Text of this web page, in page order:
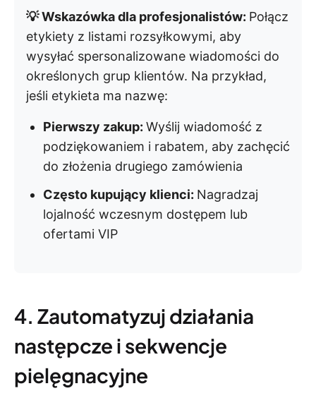
💡 Wskazówka dla profesjonalistów: Połącz
etykiety z listami rozsyłkowymi, aby
wysyłać spersonalizowane wiadomości do
określonych grup klientów. Na przykład,
jeśli etykieta ma nazwę:
Pierwszy zakup: Wyślij wiadomość z
podziękowaniem i rabatem, aby zachęcić
do złożenia drugiego zamówienia
Często kupujący klienci: Nagradzaj
lojalność wczesnym dostępem lub
ofertami VIP
4. Zautomatyzuj działania
następcze i sekwencje
pielęgnacyjne